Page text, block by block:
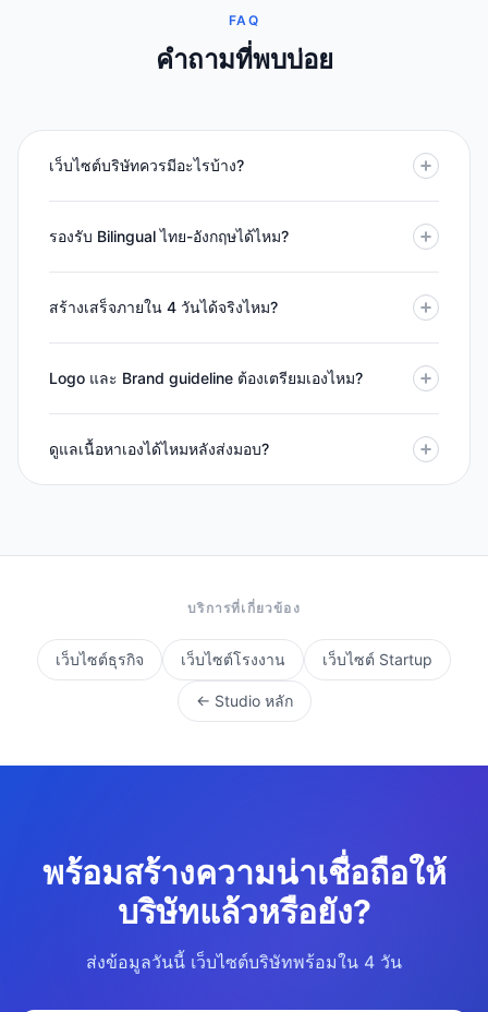
FAQ
คำถามที่พบบ่อย
เว็บไซต์บริษัทควรมีอะไรบ้าง?
รองรับ Bilingual ไทย-อังกฤษได้ไหม?
สร้างเสร็จภายใน 4 วันได้จริงไหม?
Logo และ Brand guideline ต้องเตรียมเองไหม?
ดูแลเนื้อหาเองได้ไหมหลังส่งมอบ?
บริการที่เกี่ยวข้อง
เว็บไซต์ธุรกิจ เว็บไซต์โรงงาน เว็บไซต์ Startup
← Studio หลัก
พร้อมสร้างความน่าเชื่อถือให้
บริษัทแล้วหรือยัง?
ส่งข้อมูลวันนี้ เว็บไซต์บริษัทพร้อมใน 4 วัน